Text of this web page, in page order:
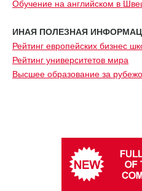
Обучение на английском в
ИНАЯ ПОЛЕЗНАЯ
Рейтинг европейских бизнес
Рейтинг университетов мира
Высшее образование за